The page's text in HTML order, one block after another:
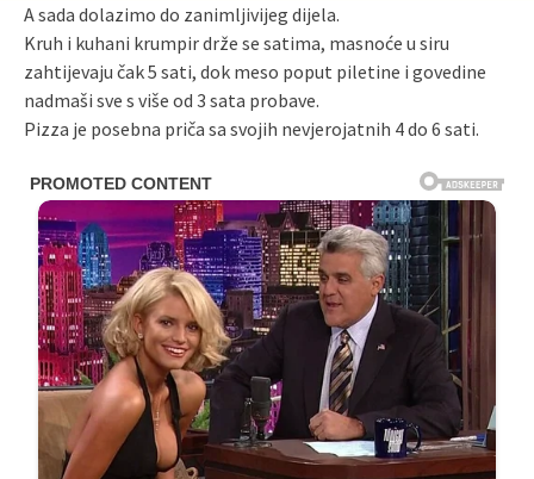
A sada dolazimo do zanimljivijeg dijela.
Kruh i kuhani krumpir drže se satima, masnoće u siru
zahtijevaju čak 5 sati, dok meso poput piletine i govedine
nadmaši sve s više od 3 sata probave.
Pizza je posebna priča sa svojih nevjerojatnih 4 do 6 sati.